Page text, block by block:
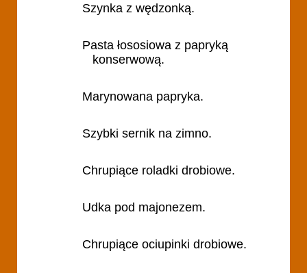
Szynka z wędzonką.
Pasta łososiowa z papryką
konserwową.
Marynowana papryka.
Szybki sernik na zimno.
Chrupiące roladki drobiowe.
Udka pod majonezem.
Chrupiące ociupinki drobiowe.